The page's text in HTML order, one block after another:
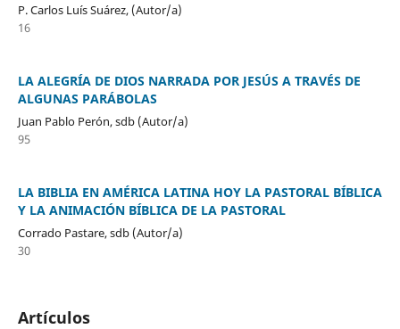
P. Carlos Luís Suárez, (Autor/a)
16
LA ALEGRÍA DE DIOS NARRADA POR JESÚS A TRAVÉS DE
ALGUNAS PARÁBOLAS
Juan Pablo Perón, sdb (Autor/a)
95
LA BIBLIA EN AMÉRICA LATINA HOY LA PASTORAL BÍBLICA
Y LA ANIMACIÓN BÍBLICA DE LA PASTORAL
Corrado Pastare, sdb (Autor/a)
30
Artículos